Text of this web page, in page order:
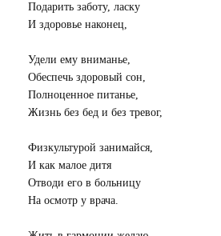
Подарить заботу, ласку
И здоровье наконец,
Удели ему вниманье,
Обеспечь здоровый сон,
Полноценное питанье,
Жизнь без бед и без тревог,
Физкультурой занимайся,
И как малое дитя
Отводи его в больницу
На осмотр у врача.